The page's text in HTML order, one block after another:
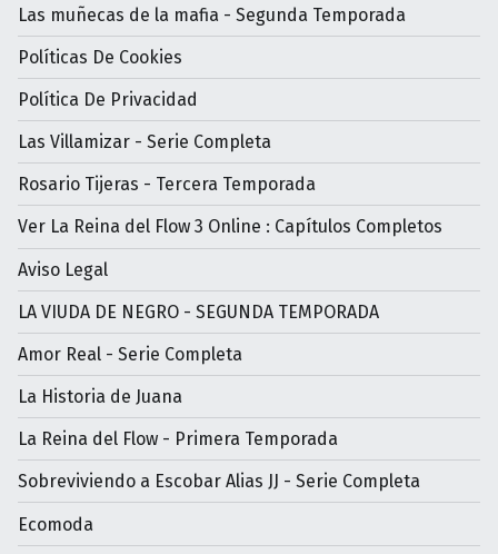
Las muñecas de la mafia - Segunda Temporada
Políticas De Cookies
Política De Privacidad
Las Villamizar - Serie Completa
Rosario Tijeras - Tercera Temporada
Ver La Reina del Flow 3 Online : Capítulos Completos
Aviso Legal
LA VIUDA DE NEGRO - SEGUNDA TEMPORADA
Amor Real - Serie Completa
La Historia de Juana
La Reina del Flow - Primera Temporada
Sobreviviendo a Escobar Alias JJ - Serie Completa
Ecomoda